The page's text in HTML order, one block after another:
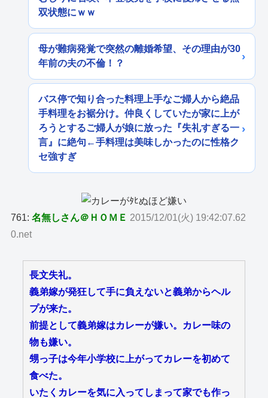
双状態にｗｗ
母が難病発覚で突然の離婚希望、その理由が30
年前の夫の不倫！？
バス停で知り合った料理上手なご婦人から絶品
手料理をお裾分け。仲良くしていたが家に上が
ろうとするご婦人が娘に放った『失礼すぎる一
言』に絶句←手料理は美味しかったのに性格ク
セ強すぎ
761:名無しさん＠ＨＯＭＥ 2015/12/01(火) 19:42:07.62
0.net
長文失礼。
義弟嫁が発狂して手に負えないと義弟からヘル
プが来た。
前提として義弟嫁はカレーが嫌い。カレー味の
物も嫌い。
甥っ子は今年小学校に上がってカレーを初めて
食べた。
いたくカレーを気に入ってしまって家でも作っ